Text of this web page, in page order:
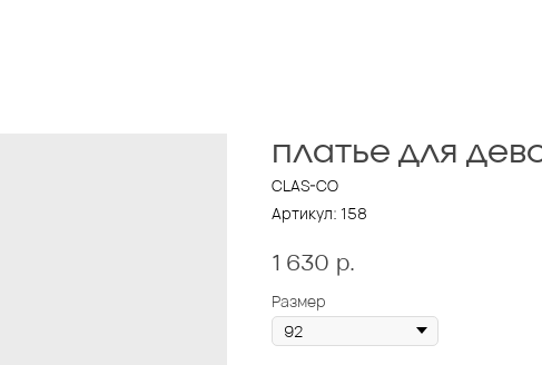
ПЛАТЬЕ ДЛЯ
CLAS-CO
Артикул: 158
1 630 р.
Размер